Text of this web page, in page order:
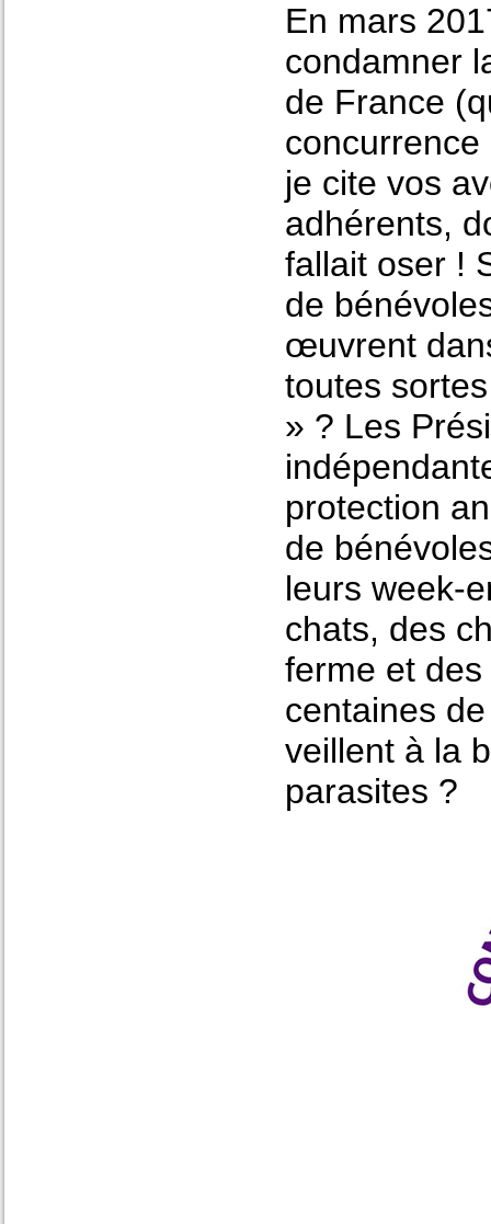
En mars
condamner
de France
je cite vos
adhérents,
fallait oser !
de
œuvrent
toutes
» ? Les
protection
de
leurs week-
chats, des
ferme et
centaines
veillent à la
parasites ?